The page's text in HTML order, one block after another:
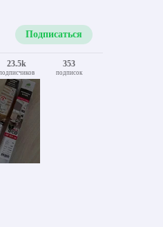
Подписаться
23.5k 353
подписок